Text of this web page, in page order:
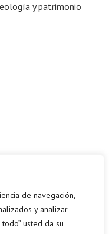
de navegación,
y analizar
usted da su
y patrimonio